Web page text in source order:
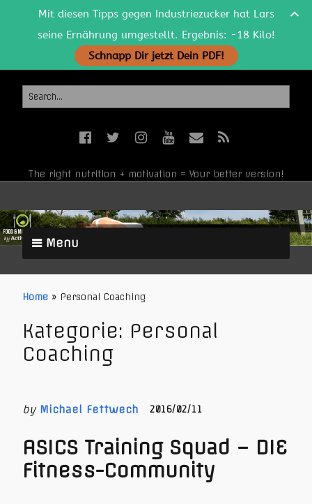
The right nutrition + motivation = Your better version!
Menu
Home » Personal Coaching
Kategorie: Personal
Coaching
by Michael Fettwech 2016/02/11
ASICS Training Squad – DIE
Fitness-Community
Mit diesen Tipps gegen Industriezucker hat Lars
seine Ernährung umgestellt. Ergebnis: -18 Kilo!
Schnapp Dir jetzt Dein PDF!